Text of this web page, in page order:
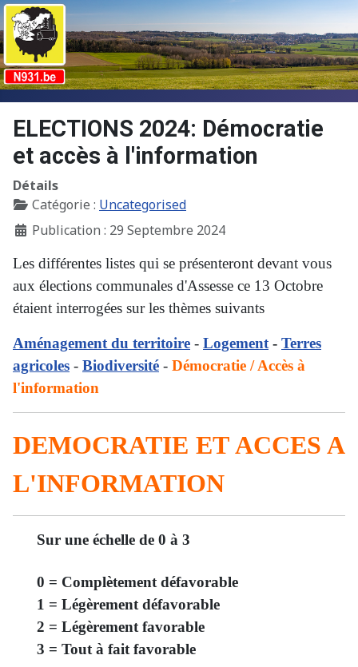
ELECTIONS 2024: Démocratie
et accès à l'information
Détails
Catégorie : Uncategorised
Publication : 29 Septembre 2024
Les différentes listes qui se présenteront devant vous
aux élections communales d'Assesse ce 13 Octobre
étaient interrogées sur les thèmes suivants
Aménagement du territoire - Logement - Terres
agricoles - Biodiversité - Démocratie / Accès à
l'information
DEMOCRATIE ET ACCES A
L'INFORMATION
Sur une échelle de 0 à 3
0 = Complètement défavorable
1 = Légèrement défavorable
2 = Légèrement favorable
3 = Tout à fait favorable